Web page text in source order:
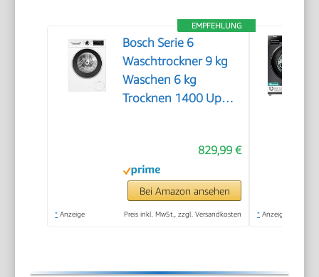
EMPFEHLUNG
Bosch Serie 6
Waschtrockner 9 kg
Waschen 6 kg
Trocknen 1400 UpM
829,99 €
Bei Amazon ansehen
* Anzeige Preis inkl. MwSt., zzgl. Versandkosten * Anzeige